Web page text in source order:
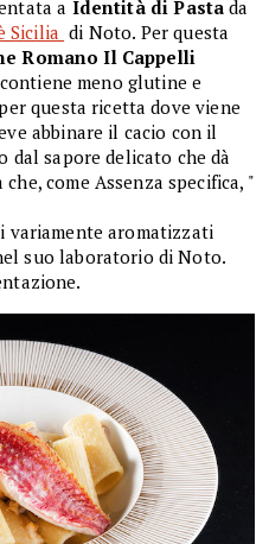
a Identità di Pasta da
Sicilia di Noto. Per questa
Romano Il Cappelli
meno glutine e
questa ricetta dove viene
abbinare il cacio con il
sapore delicato che dà
come Assenza specifica, "
variamente aromatizzati
suo laboratorio di Noto.